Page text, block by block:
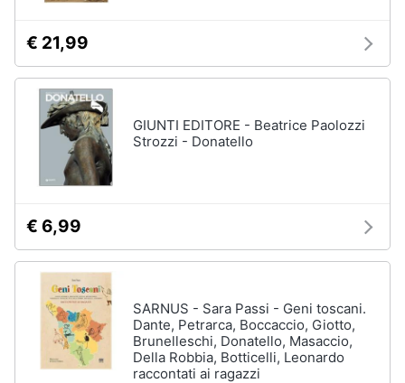
€ 21,99
GIUNTI EDITORE - Beatrice Paolozzi
Strozzi - Donatello
€ 6,99
SARNUS - Sara Passi - Geni toscani.
Dante, Petrarca, Boccaccio, Giotto,
Brunelleschi, Donatello, Masaccio,
Della Robbia, Botticelli, Leonardo
raccontati ai ragazzi